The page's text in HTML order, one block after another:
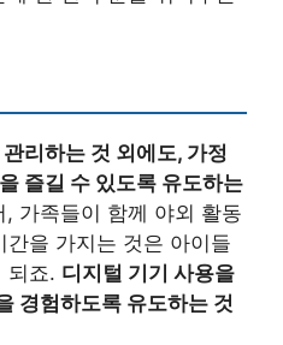
리하는 것 외에도, 가정
즐길 수 있도록 유도하는
, 가족들이 함께 야외 활동
을 가지는 것은 아이들
되죠. 디지털 기기 사용을
경험하도록 유도하는 것